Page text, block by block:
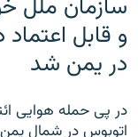
سازمان ملل
و قابل
در یمن شد
در پی حمله هوایی
اتوبوس در شمال